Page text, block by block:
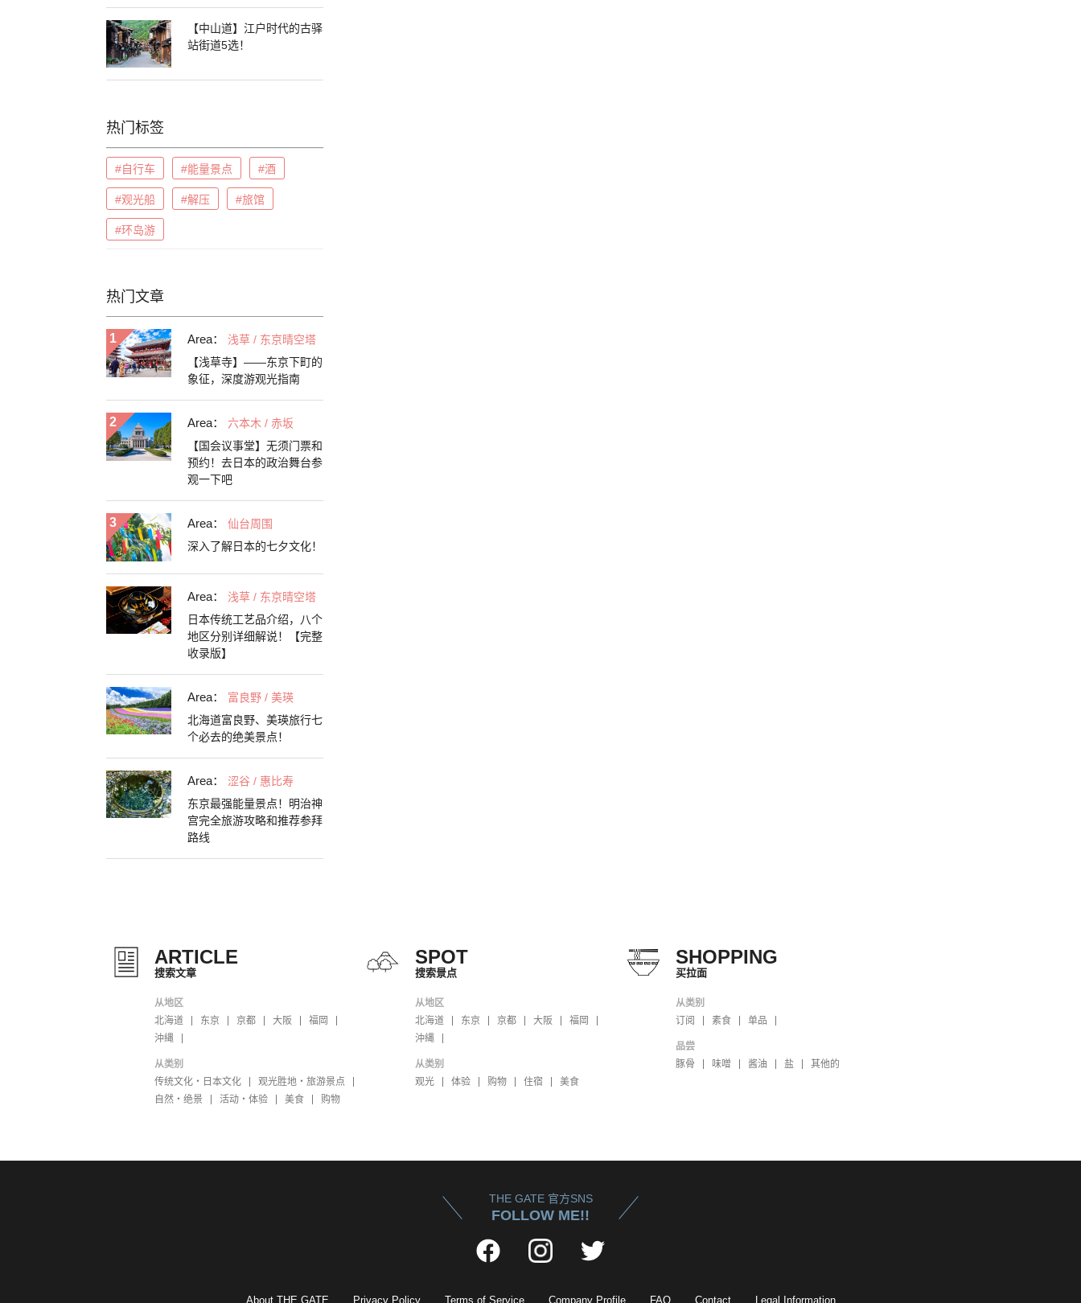
【中山道】江户时代的古驿
站街道5选！
热门标签
#自行车 #能量景点 #酒
#观光船 #解压 #旅馆
#环岛游
热门文章
Area：
浅草 / 东京晴空塔
【浅草寺】——东京下町的
象征，深度游观光指南
Area：
六本木 / 赤坂
【国会议事堂】无须门票和
预约！去日本的政治舞台参
观一下吧
Area：
仙台周围
深入了解日本的七夕文化！
Area：
浅草 / 东京晴空塔
日本传统工艺品介绍，八个
地区分别详细解说！【完整
收录版】
Area：
富良野 / 美瑛
北海道富良野、美瑛旅行七
个必去的绝美景点！
Area：
涩谷 / 惠比寿
东京最强能量景点！明治神
宫完全旅游攻略和推荐参拜
路线
ARTICLE
搜索文章
从地区
北海道
东京 京都 大阪
福岡
沖縄
从类别
传统文化・日本文化
观光胜地・旅游景点
自然・绝景
活动・体验 美食 购物
SPOT
搜索景点
从地区
北海道
东京 京都 大阪
福岡
沖縄
从类别
观光
体验 购物 住宿 美食
SHOPPING
买拉面
从类别
订阅
素食 单品
品尝
豚骨
味噌 酱油 盐 其他的
THE GATE 官方SNS
FOLLOW ME!!
About THE GATE Privacy Policy Terms of Service Company Profile FAQ Contact Legal Information